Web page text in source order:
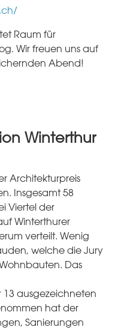
Raum für
Wir freuen uns auf
Abend!
Winterthur
Architekturpreis
Insgesamt 58
Viertel der
Winterthurer
verteilt. Wenig
welche die Jury
Das
13 ausgezeichneten
hat der
Sanierungen